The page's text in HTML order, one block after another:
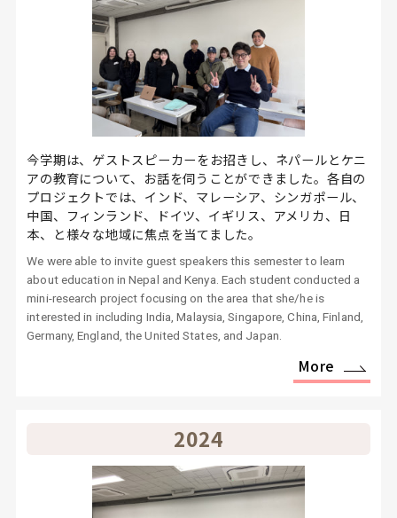
今学期は、ゲストスピーカーをお招きし、ネパールとケニ
アの教育について、お話を伺うことができました。各自の
プロジェクトでは、インド、マレーシア、シンガポール、
中国、フィンランド、ドイツ、イギリス、アメリカ、日
本、と様々な地域に焦点を当てました。
We were able to invite guest speakers this semester to learn
about education in Nepal and Kenya. Each student conducted a
mini-research project focusing on the area that she/he is
interested in including India, Malaysia, Singapore, China, Finland,
Germany, England, the United States, and Japan.
More
2024